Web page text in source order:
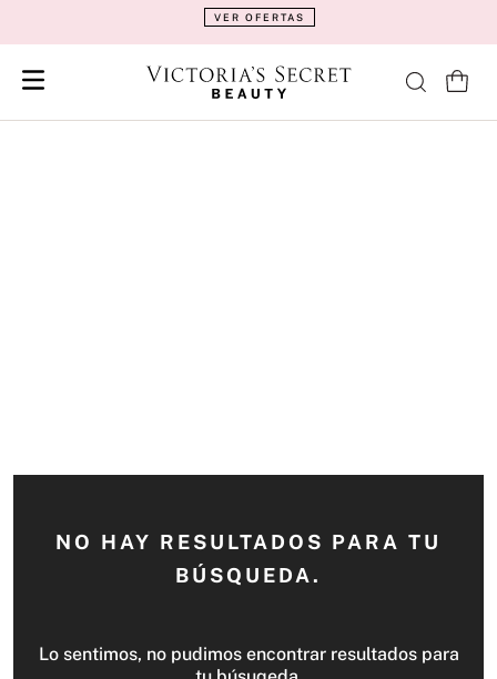
VER OFERTAS
NO HAY RESULTADOS PARA TU
BÚSQUEDA.
Lo sentimos, no pudimos encontrar resultados para